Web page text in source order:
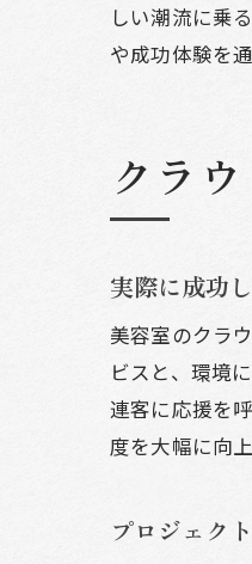
しい潮流に乗
や成功体験を
クラ
実際に成功
美容室のクラ
ビスと、環境
連客に応援を
度を大幅に向
プロジェク